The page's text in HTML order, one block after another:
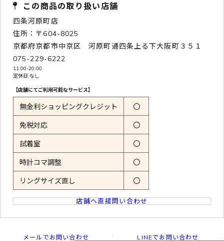
この商品の取り扱い店舗
四条河原町店
住所：〒604-8025
京都府京都市中京区 河原町通四条上る下大阪町３５１
075-229-6222
11:00-20:00
定休日:なし
【店舗にてご利用可能なサービス】
無金利ショッピングクレジット 〇
免税対応 〇
試着室 〇
時計コマ調整 〇
リングサイズ直し 〇
店舗へ直接問い合わせ
メールでお問い合わせ LINEでお問い合わせ